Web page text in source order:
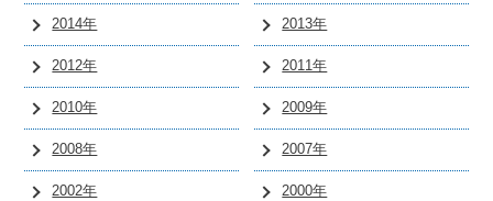
2014年 2013年
2012年 2011年
2010年 2009年
2008年 2007年
2002年 2000年